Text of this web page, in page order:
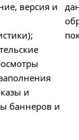
версия и
и
баннеров и